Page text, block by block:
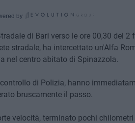
by
di Bari verso le ore 00,30 del 2
stradale, ha intercettato un'Alfa
nel centro abitato di Spinazzola.
di Polizia, hanno
bruscamente il passo.
velocità, terminato pochi